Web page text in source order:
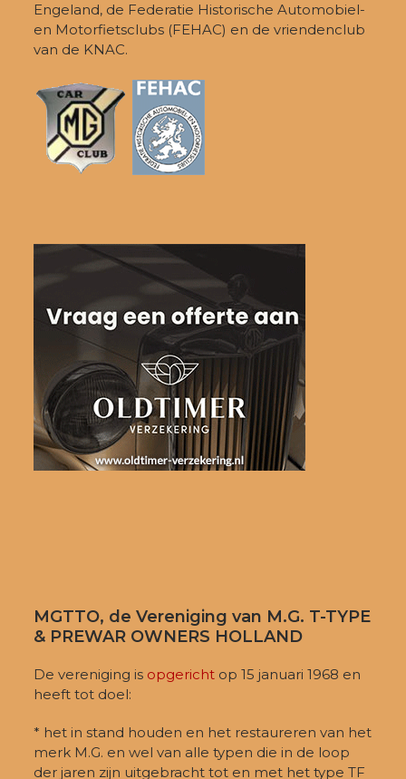
Engeland, de Federatie Historische Automobiel-
en Motorfietsclubs (FEHAC) en de vriendenclub
van de KNAC.
MGTTO, de Vereniging van M.G. T-TYPE
& PREWAR OWNERS HOLLAND
De vereniging is opgericht op 15 januari 1968 en
heeft tot doel:
* het in stand houden en het restaureren van het
merk M.G. en wel van alle typen die in de loop
der jaren zijn uitgebracht tot en met het type TF